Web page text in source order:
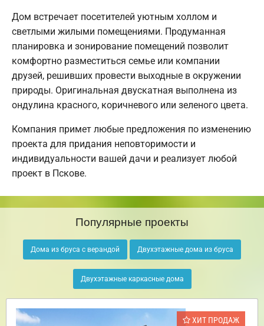
Дом встречает посетителей уютным холлом и
светлыми жилыми помещениями. Продуманная
планировка и зонирование помещений позволит
комфортно разместиться семье или компании
друзей, решивших провести выходные в окружении
природы. Оригинальная двускатная выполнена из
ондулина красного, коричневого или зеленого цвета.
Компания примет любые предложения по изменению
проекта для придания неповторимости и
индивидуальности вашей дачи и реализует любой
проект в Пскове.
Популярные проекты
Дома из бруса с верандой Двухэтажные дома из бруса
Двухэтажные каркасные дома
ХИТ ПРОДАЖ